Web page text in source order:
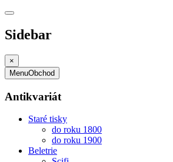
Sidebar
×
MenuObchod
Antikvariát
Staré tisky
do roku 1800
do roku 1900
Beletrie